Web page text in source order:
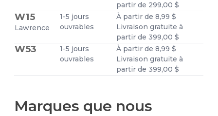
partir de 299,00 $
W15
Lawrence
1-5 jours
ouvrables
À partir de 8,99 $
Livraison gratuite à
partir de 399,00 $
W53
1-5 jours
ouvrables
À partir de 8,99 $
Livraison gratuite à
partir de 399,00 $
Marques que nous